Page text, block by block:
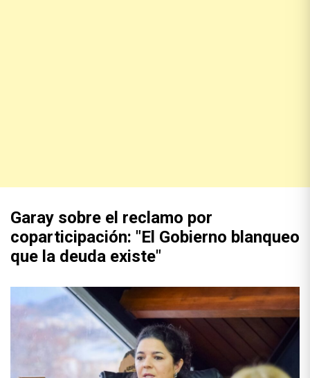
Garay sobre el reclamo por
coparticipación: "El Gobierno blanqueo
que la deuda existe"